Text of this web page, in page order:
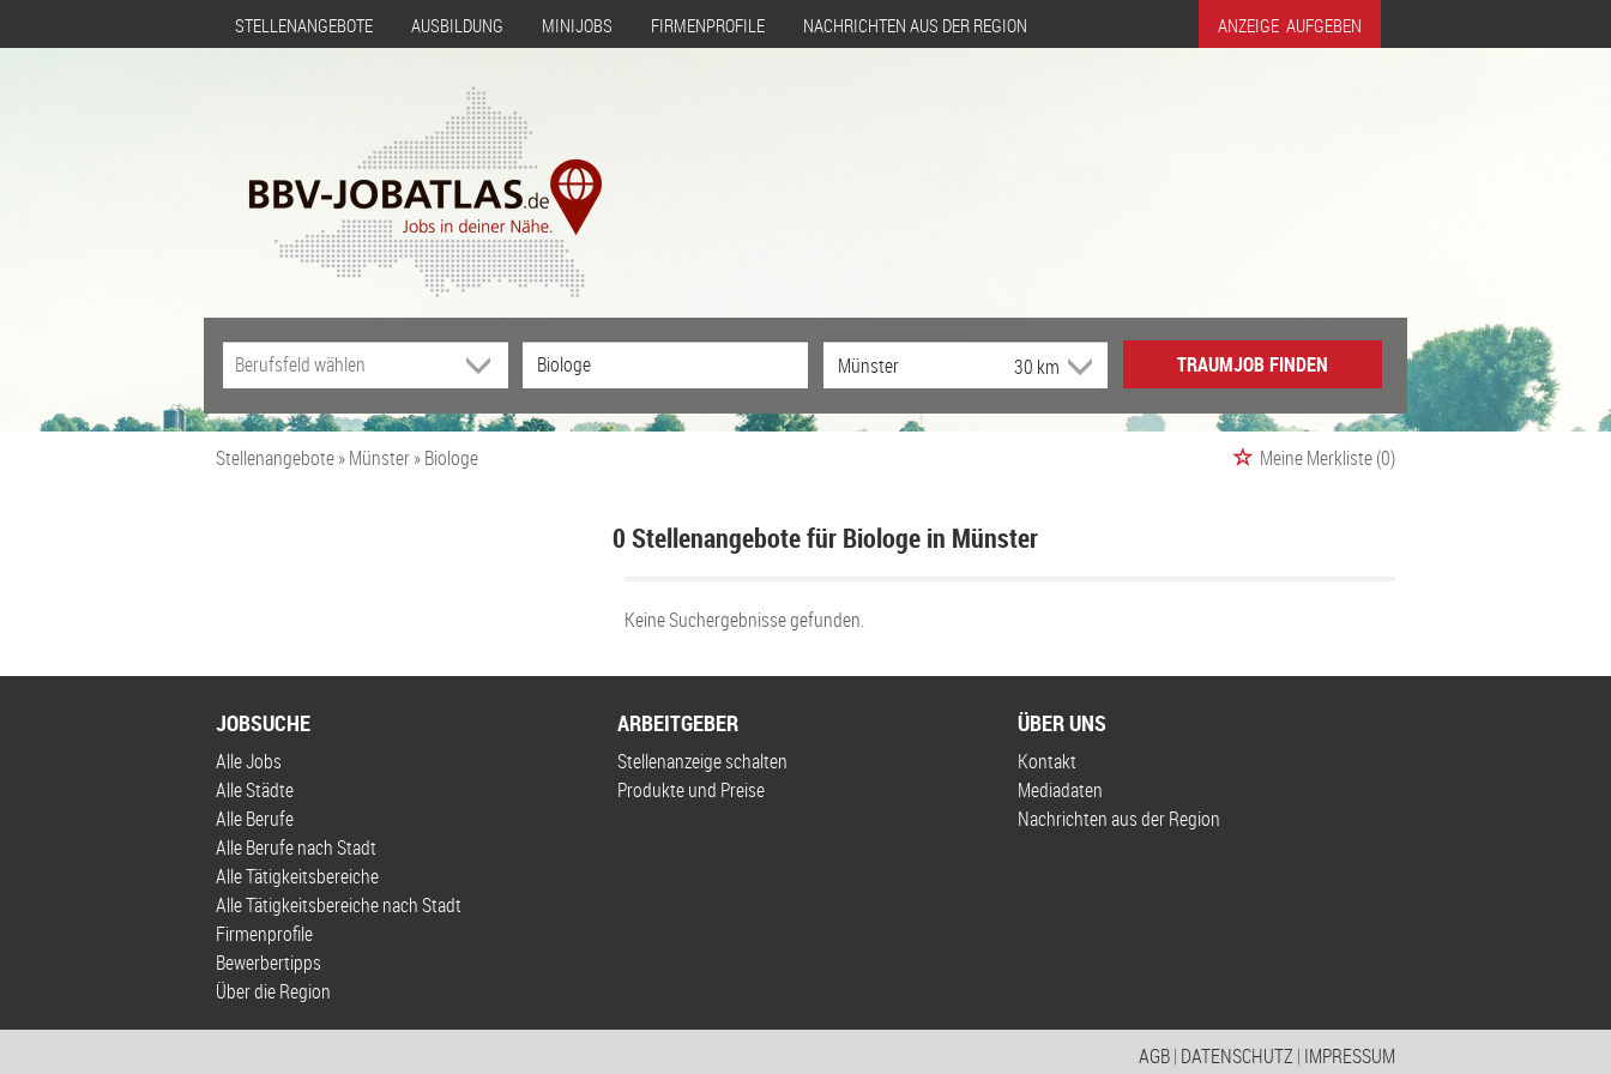
STELLENANGEBOTE AUSBILDUNG MINIJOBS FIRMENPROFILE NACHRICHTEN AUS DER REGION ANZEIGE AUFGEBEN
TRAUMJOB FINDEN
Stellenangebote Münster Biologe Meine Merkliste(0)
0 Stellenangebote für Biologe in Münster
Keine Suchergebnisse gefunden.
JOBSUCHE
Alle Jobs
Alle Städte
Alle Berufe
Alle Berufe nach Stadt
Alle Tätigkeitsbereiche
Alle Tätigkeitsbereiche nach Stadt
Firmenprofile
Bewerbertipps
Über die Region
ARBEITGEBER
Stellenanzeige schalten
Produkte und Preise
ÜBER UNS
Kontakt
Mediadaten
Nachrichten aus der Region
AGB| DATENSCHUTZ| IMPRESSUM